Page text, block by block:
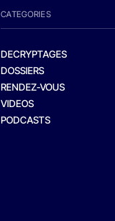
CATEGORIES
DECRYPTAGES
DOSSIERS
RENDEZ-VOUS
VIDEOS
PODCASTS